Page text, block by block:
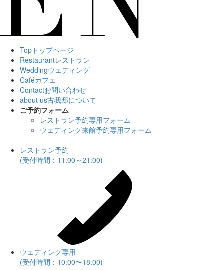
Top トップページ
Restaurantレストラン
Weddingウェディング
Caféカフェ
Contactお問い合わせ
about us古我邸について
ご予約フォーム
レストラン予約専用フォーム
ウェディング来館予約専用フォーム
レストラン予約
(受付時間：11:00～21:00)
ウェディング専用
(受付時間：10:00〜18:00)